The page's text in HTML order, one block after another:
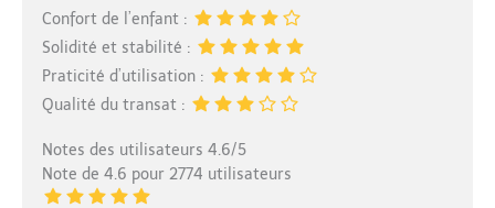
Confort de l’enfant :
Solidité et stabilité :
Praticité d’utilisation :
Qualité du transat :
Notes des utilisateurs 4.6/5
Note de 4.6 pour 2774 utilisateurs